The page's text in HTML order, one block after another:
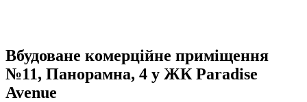
Вбудоване комерційне приміщення
№11, Панорамна, 4 у ЖК Paradise
Avenue